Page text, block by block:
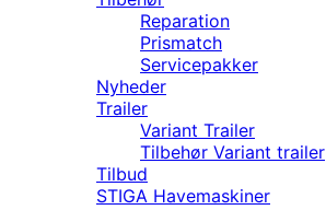
Reparation
Prismatch
Servicepakker
Nyheder
Trailer
Variant Trailer
Tilbehør Variant trailer
Tilbud
STIGA Havemaskiner